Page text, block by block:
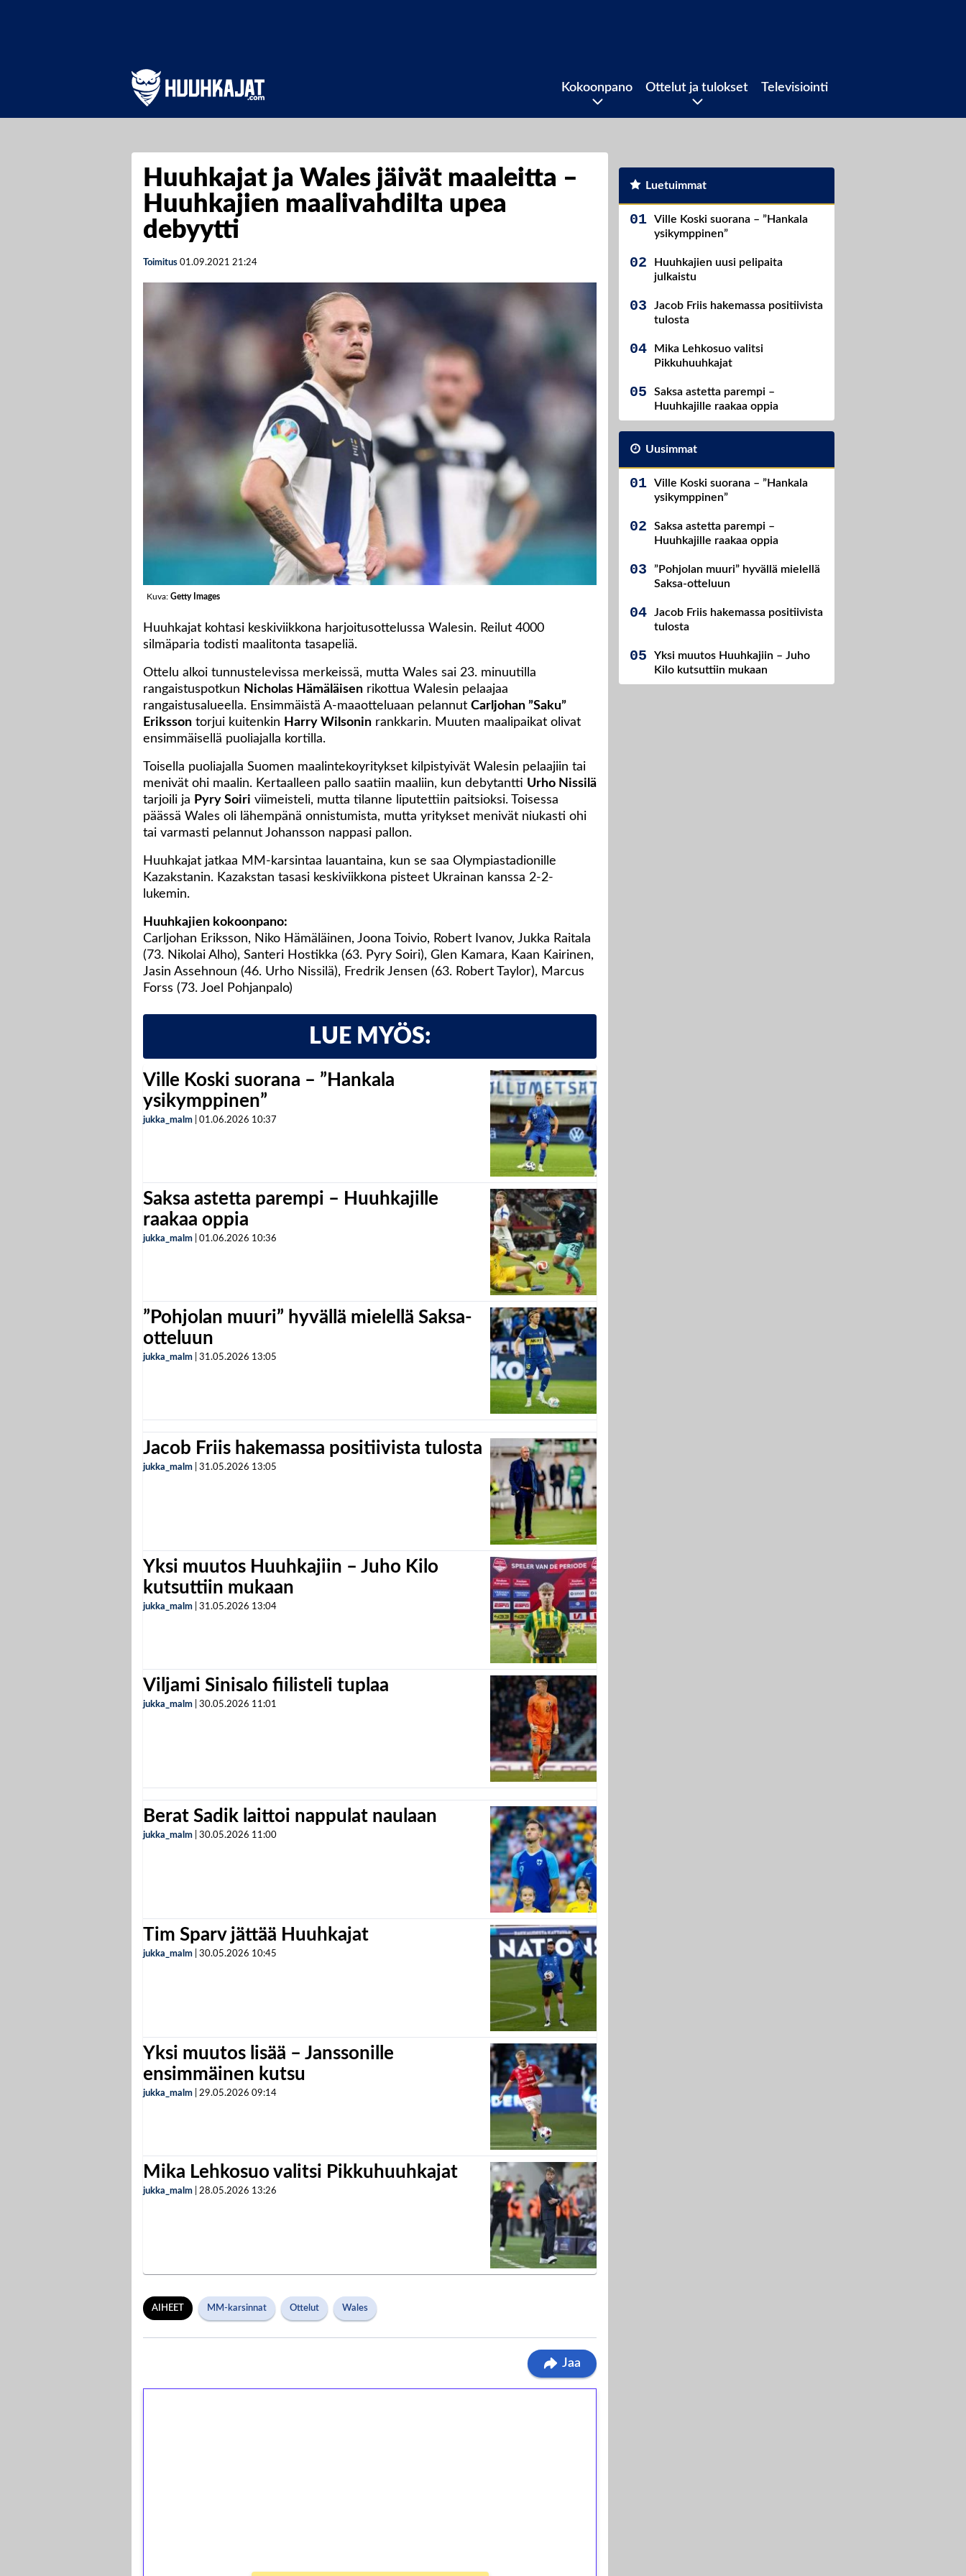
Kokoonpano Ottelut ja tulokset Televisiointi
Huuhkajat ja Wales jäivät maaleitta –
Huuhkajien maalivahdilta upea
debyytti
Toimitus 01.09.2021 21:24
Kuva: Getty Images
Huuhkajat kohtasi keskiviikkona harjoitusottelussa Walesin. Reilut 4000
silmäparia todisti maalitonta tasapeliä.
Ottelu alkoi tunnustelevissa merkeissä, mutta Wales sai 23. minuutilla
rangaistuspotkun Nicholas Hämäläisen rikottua Walesin pelaajaa
rangaistusalueella. Ensimmäistä A-maaotteluaan pelannut Carljohan ”Saku”
Eriksson torjui kuitenkin Harry Wilsonin rankkarin. Muuten maalipaikat olivat
ensimmäisellä puoliajalla kortilla.
Toisella puoliajalla Suomen maalintekoyritykset kilpistyivät Walesin pelaajiin tai
menivät ohi maalin. Kertaalleen pallo saatiin maaliin, kun debytantti Urho Nissilä
tarjoili ja Pyry Soiri viimeisteli, mutta tilanne liputettiin paitsioksi. Toisessa
päässä Wales oli lähempänä onnistumista, mutta yritykset menivät niukasti ohi
tai varmasti pelannut Johansson nappasi pallon.
Huuhkajat jatkaa MM-karsintaa lauantaina, kun se saa Olympiastadionille
Kazakstanin. Kazakstan tasasi keskiviikkona pisteet Ukrainan kanssa 2-2-
lukemin.
Huuhkajien kokoonpano:
Carljohan Eriksson, Niko Hämäläinen, Joona Toivio, Robert Ivanov, Jukka Raitala
(73. Nikolai Alho), Santeri Hostikka (63. Pyry Soiri), Glen Kamara, Kaan Kairinen,
Jasin Assehnoun (46. Urho Nissilä), Fredrik Jensen (63. Robert Taylor), Marcus
Forss (73. Joel Pohjanpalo)
LUE MYÖS:
Ville Koski suorana – ”Hankala
ysikymppinen”
jukka_malm 01.06.2026 10:37
Saksa astetta parempi – Huuhkajille
raakaa oppia
jukka_malm 01.06.2026 10:36
”Pohjolan muuri” hyvällä mielellä Saksa-
otteluun
jukka_malm 31.05.2026 13:05
Jacob Friis hakemassa positiivista tulosta
jukka_malm 31.05.2026 13:05
Yksi muutos Huuhkajiin – Juho Kilo
kutsuttiin mukaan
jukka_malm 31.05.2026 13:04
Viljami Sinisalo fiilisteli tuplaa
jukka_malm 30.05.2026 11:01
Berat Sadik laittoi nappulat naulaan
jukka_malm 30.05.2026 11:00
Tim Sparv jättää Huuhkajat
jukka_malm 30.05.2026 10:45
Yksi muutos lisää – Janssonille
ensimmäinen kutsu
jukka_malm 29.05.2026 09:14
Mika Lehkosuo valitsi Pikkuhuuhkajat
jukka_malm 28.05.2026 13:26
AIHEET MM-karsinnat Ottelut Wales
Jaa
Luetuimmat
Ville Koski suorana – ”Hankala
ysikymppinen”
Huuhkajien uusi pelipaita
julkaistu
Jacob Friis hakemassa positiivista
tulosta
Mika Lehkosuo valitsi
Pikkuhuuhkajat
Saksa astetta parempi –
Huuhkajille raakaa oppia
Uusimmat
Ville Koski suorana – ”Hankala
ysikymppinen”
Saksa astetta parempi –
Huuhkajille raakaa oppia
”Pohjolan muuri” hyvällä mielellä
Saksa-otteluun
Jacob Friis hakemassa positiivista
tulosta
Yksi muutos Huuhkajiin – Juho
Kilo kutsuttiin mukaan